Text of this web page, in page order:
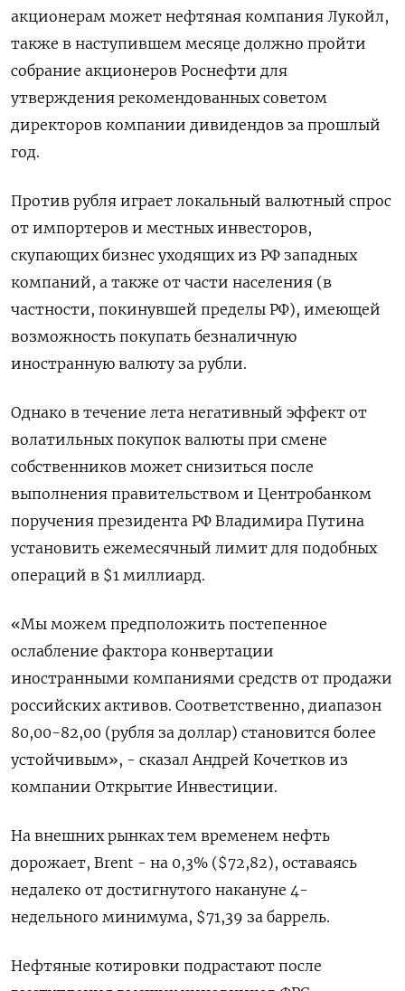
акционерам может нефтяная компания Лукойл,
также в наступившем месяце должно пройти
собрание акционеров Роснефти для
утверждения рекомендованных советом
директоров компании дивидендов за прошлый
год.
Против рубля играет локальный валютный спрос
от импортеров и местных инвесторов,
скупающих бизнес уходящих из РФ западных
компаний, а также от части населения (в
частности, покинувшей пределы РФ), имеющей
возможность покупать безналичную
иностранную валюту за рубли.
Однако в течение лета негативный эффект от
волатильных покупок валюты при смене
собственников может снизиться после
выполнения правительством и Центробанком
поручения президента РФ Владимира Путина
установить ежемесячный лимит для подобных
операций в $1 миллиард.
«Мы можем предположить постепенное
ослабление фактора конвертации
иностранными компаниями средств от продажи
российских активов. Соответственно, диапазон
80,00-82,00 (рубля за доллар) становится более
устойчивым», - сказал Андрей Кочетков из
компании Открытие Инвестиции.
На внешних рынках тем временем нефть
дорожает, Brent - на 0,3% ($72,82), оставаясь
недалеко от достигнутого накануне 4-
недельного минимума, $71,39 за баррель.
Нефтяные котировки подрастают после